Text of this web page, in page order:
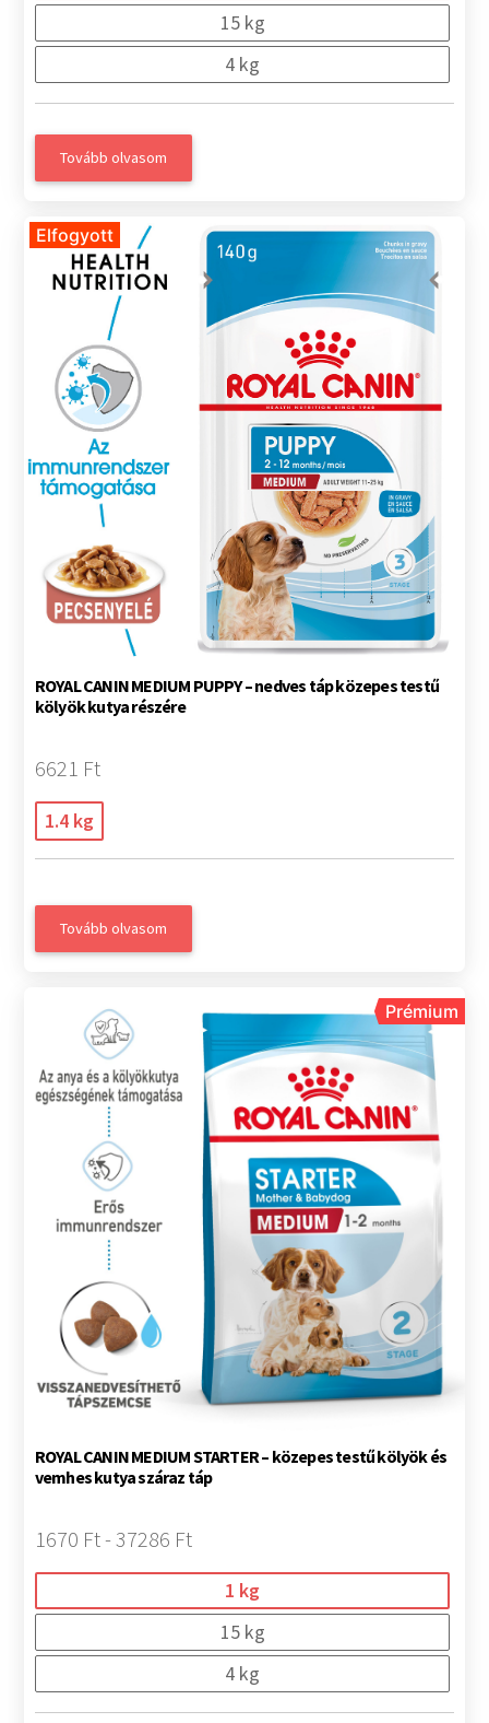
15 kg
4 kg
Tovább olvasom
Elfogyott
ROYAL CANIN MEDIUM PUPPY – nedves táp közepes testű
kölyök kutya részére
6621 Ft
1.4 kg
Tovább olvasom
Prémium
ROYAL CANIN MEDIUM STARTER – közepes testű kölyök és
vemhes kutya száraz táp
1670 Ft - 37286 Ft
1 kg
15 kg
4 kg